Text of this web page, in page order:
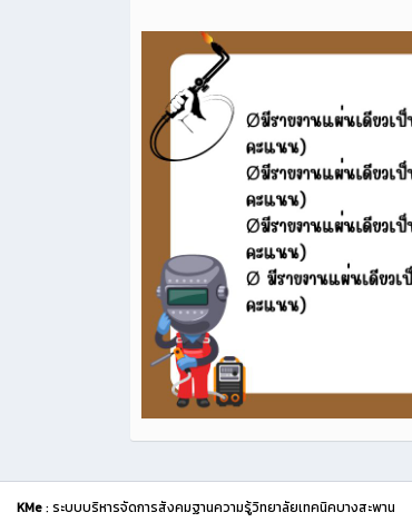
KMe: ระบบบริหารจัดการสังคมฐานความรู้วิทยาลัยเทคนิคบางสะพาน